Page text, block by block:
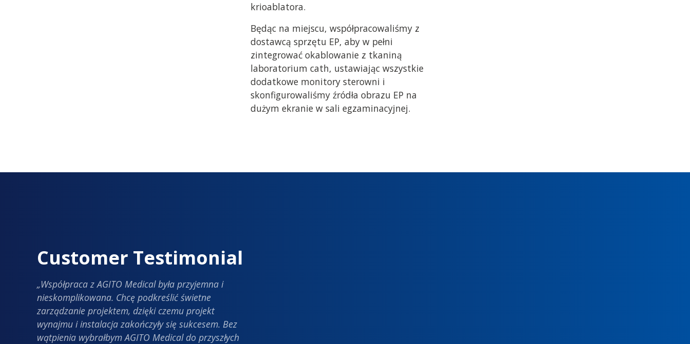
krioablatora.
Będąc na miejscu, współpracowaliśmy z
dostawcą sprzętu EP, aby w pełni
zintegrować okablowanie z tkaniną
laboratorium cath, ustawiając wszystkie
dodatkowe monitory sterowni i
skonfigurowaliśmy źródła obrazu EP na
dużym ekranie w sali egzaminacyjnej.
Customer Testimonial
„Współpraca z AGITO Medical była przyjemna i
nieskomplikowana. Chcę podkreślić świetne
zarządzanie projektem, dzięki czemu projekt
wynajmu i instalacja zakończyły się sukcesem. Bez
wątpienia wybrałbym AGITO Medical do przyszłych